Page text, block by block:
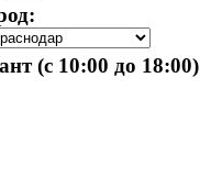
(с 10:00 до 18:00)